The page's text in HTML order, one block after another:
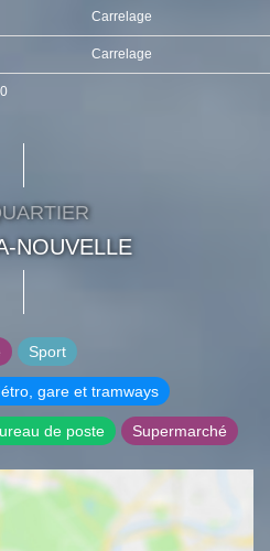
Carrelage
Carrelage
NOUVELLE
Sport
gare et tramways
de poste Supermarché